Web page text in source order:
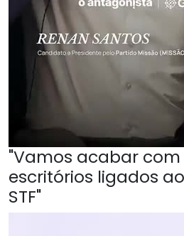
"Vamos acabar
escritórios ligados
STF"